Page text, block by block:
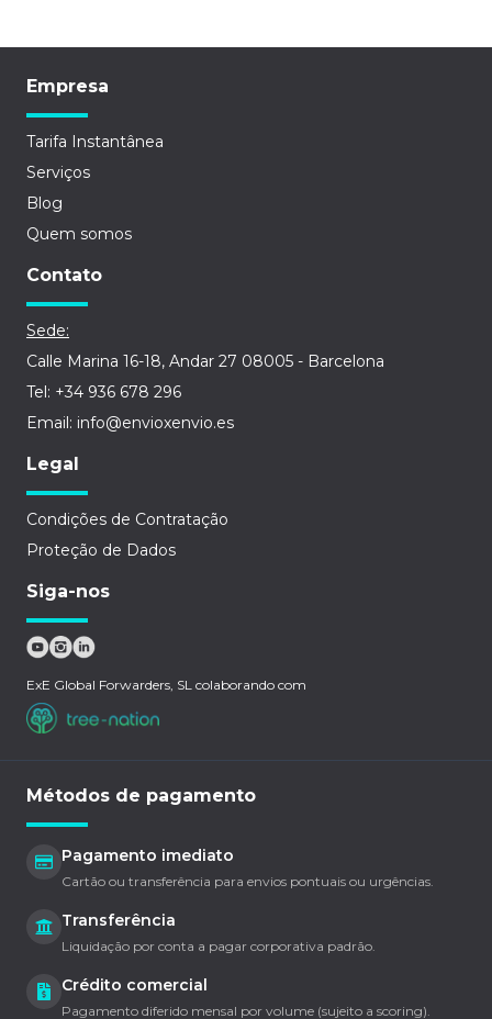
Empresa
Tarifa Instantânea
Serviços
Blog
Quem somos
Contato
Sede:
Calle Marina 16-18, Andar 27 08005 - Barcelona
Tel: +34 936 678 296
Email: info@envioxenvio.es
Legal
Condições de Contratação
Proteção de Dados
Siga-nos
ExE Global Forwarders, SL colaborando com
Métodos de pagamento
Pagamento imediato
Cartão ou transferência para envios pontuais ou urgências.
Transferência
Liquidação por conta a pagar corporativa padrão.
Crédito comercial
Pagamento diferido mensal por volume (sujeito a scoring).